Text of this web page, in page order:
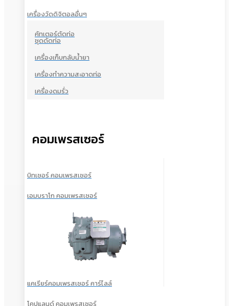
เครื่องวัดดิจิตอลอื่นๆ
คัทเตอร์ตัดท่อ
ชุดดัดท่อ
เครื่องเก็บกลับน้ำยา
เครื่องทำความสะอาดท่อ
เครื่องดมรั่ว
คอมเพรสเซอร์
บิทเซอร์ คอมเพรสเซอร์
เอมบราโก คอมเพรสเซอร์
แคเรียร์คอมเพรสเซอร์ คาร์ไลล์
โคปแลนด์ คอมเพรสเซอร์